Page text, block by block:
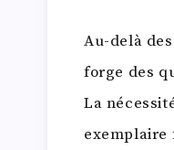
Au-delà
forge des
La
exemplaire